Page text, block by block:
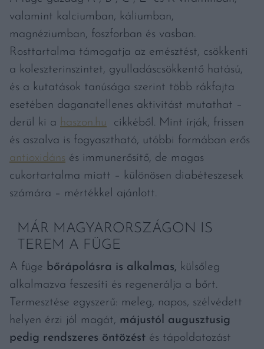
valamint kalciumban, káliumban,
magnéziumban, foszforban és vasban.
Rosttartalma támogatja az emésztést, csökkenti
a koleszterinszintet, gyulladáscsökkentő hatású,
és a kutatások tanúsága szerint több rákfajta
esetében daganatellenes aktivitást mutathat –
derül ki a haszon.hu cikkéből. Mint írják, frissen
és aszalva is fogyasztható, utóbbi formában erős
antioxidáns és immunerősítő, de magas
cukortartalma miatt – különösen diabéteszesek
számára – mértékkel ajánlott.
MÁR MAGYARORSZÁGON IS
TEREM A FÜGE
A füge bőrápolásra is alkalmas, külsőleg
alkalmazva feszesíti és regenerálja a bőrt.
Termesztése egyszerű: meleg, napos, szélvédett
helyen érzi jól magát, májustól augusztusig
pedig rendszeres öntözést és tápoldatozást